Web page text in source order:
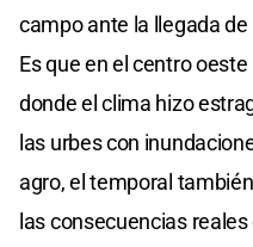
campo ante la llegada
Es que en el centro
donde el clima hizo
las urbes con
agro, el temporal
las consecuencias